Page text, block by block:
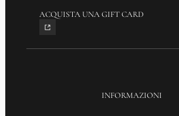
ACQUISTA UNA GIFT CARD
INFORMAZIONI